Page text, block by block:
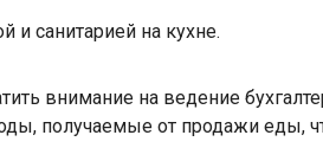
и санитарией на кухне.
внимание на ведение
получаемые от продажи еды,